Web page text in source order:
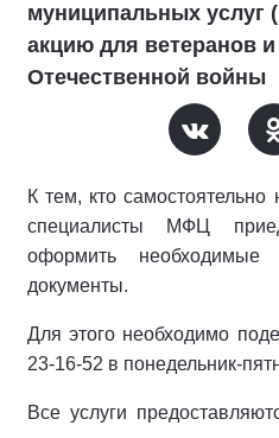
муниципальных услуг
акцию для ветеранов
Отечественной войны
К тем, кто самостоятельно
специалисты МФЦ
оформить необходимые
документы.
Для этого необходимо
23-16-52 в понедельник-
Все услуги